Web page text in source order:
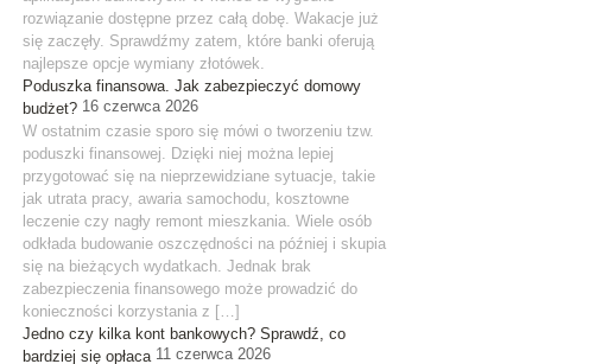
rozwiązanie dostępne przez całą dobę. Wakacje już
się zaczęły. Sprawdźmy zatem, które banki oferują
najlepsze opcje wymiany złotówek.
Poduszka finansowa. Jak zabezpieczyć domowy
budżet? 16 czerwca 2026
W ostatnim czasie sporo się mówi o tworzeniu tzw.
poduszki finansowej. Dzięki niej można lepiej
przygotować się na nieprzewidziane sytuacje, takie
jak utrata pracy, awaria samochodu, kosztowne
leczenie czy nagły remont mieszkania. Wiele osób
odkłada budowanie oszczędności na później i skupia
się na bieżących wydatkach. Jednak brak
zabezpieczenia finansowego może prowadzić do
konieczności korzystania z […]
Jedno czy kilka kont bankowych? Sprawdź, co
bardziej się opłaca 11 czerwca 2026